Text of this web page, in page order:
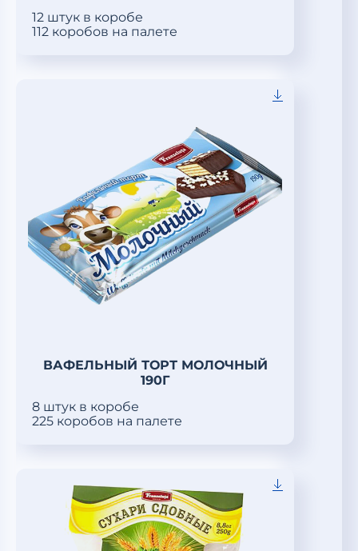
12 штук в коробе
112 коробов на палете
ВАФЕЛЬНЫЙ ТОРТ МОЛОЧНЫЙ
190Г
8 штук в коробе
225 коробов на палете